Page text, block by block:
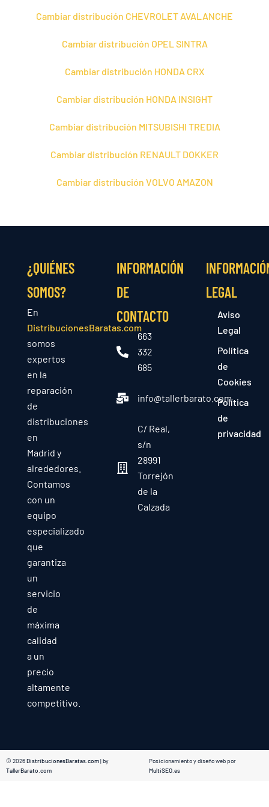
Cambiar distribución CHEVROLET AVALANCHE
Cambiar distribución OPEL SINTRA
Cambiar distribución HONDA CRX
Cambiar distribución HONDA INSIGHT
Cambiar distribución MITSUBISHI TREDIA
Cambiar distribución RENAULT DOKKER
Cambiar distribución VOLVO AMAZON
¿QUIÉNES
SOMOS?
En
DistribucionesBaratas.com
somos
expertos
en la
reparación
de
distribuciones
en
Madrid y
alrededores.
Contamos
con un
equipo
especializado
que
garantiza
un
servicio
de
máxima
calidad
a un
precio
altamente
competitivo.
INFORMACIÓN
DE
CONTACTO
663
332
685
info@tallerbarato.com
C/ Real,
s/n
28991
Torrejón
de la
Calzada
LEGAL
Aviso
Legal
Política
de
Cookies
Política
de
privacidad
© 2026DistribucionesBaratas.com| by
TallerBarato.com
Posicionamiento y diseño web por
MultiSEO.es